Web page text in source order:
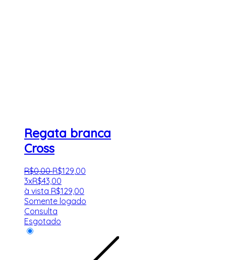
Regata branca
Cross
R$0,00 R$129 00
3xR$43,00
à vista R$129,00
Somente logado
Consulta
Esgotado